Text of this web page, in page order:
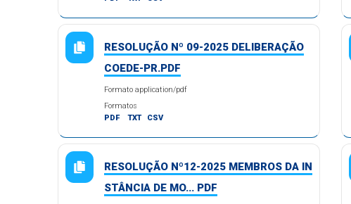
RESOLUÇÃO Nº 09-2025 DELIBERAÇÃO
COEDE-PR.PDF
Formato application/pdf
Formatos
PDF
TXT CSV
RESOLUÇÃO Nº12-2025 MEMBROS DA IN
STÂNCIA DE MO... PDF